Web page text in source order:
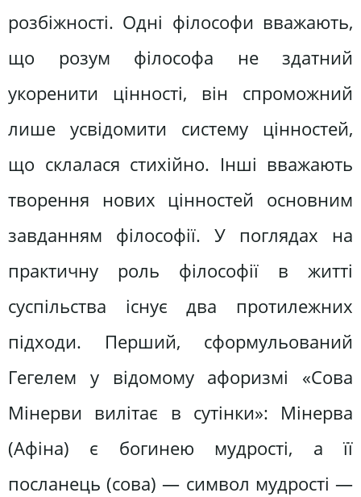
розбіжності. Одні філософи вважають,
що розум філософа не здатний
укоренити цінності, він спроможний
лише усвідомити систему цінностей,
що склалася стихійно. Інші вважають
творення нових цінностей основним
завданням філософії. У поглядах на
практичну роль філософії в житті
суспільства існує два протилежних
підходи. Перший, сформульований
Гегелем у відомому афоризмі «Сова
Мінерви вилітає в сутінки»: Мінерва
(Афіна) є богинею мудрості, а її
посланець (сова) — символ мудрості —